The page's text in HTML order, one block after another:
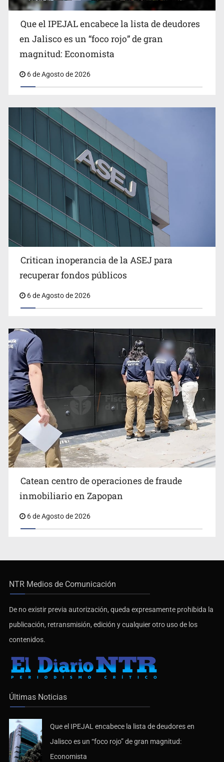
Ex policía es detenido por agresión y amenzas contra
su pareja
Que el IPEJAL encabece la lista de deudores en Jalisco
es un “foco rojo” de gran magnitud: Economista
Que el IPEJAL encabece la lista de deudores
en Jalisco es un “foco rojo” de gran
magnitud: Economista
6 de Agosto de 2026
Critican inoperancia de la ASEJ para
recuperar fondos públicos
6 de Agosto de 2026
Catean centro de operaciones de fraude
inmobiliario en Zapopan
6 de Agosto de 2026
NTR Medios de Comunicación
De no existir previa autorización, queda expresamente prohibida la
publicación, retransmisión, edición y cualquier otro uso de los
contenidos.
Últimas Noticias
Que el IPEJAL encabece la lista de deudores en
Jalisco es un “foco rojo” de gran magnitud:
Economista